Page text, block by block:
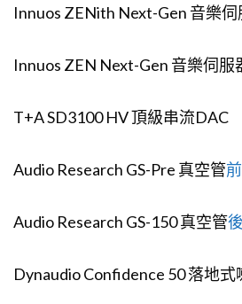
Innuos ZENith Next-Gen 音樂
Innuos ZEN Next-Gen 音樂伺
T+A SD3100 HV 頂級串流DAC
Audio Research GS-Pre 真空管
Audio Research GS-150 真空管
Dynaudio Confidence 50 落地式